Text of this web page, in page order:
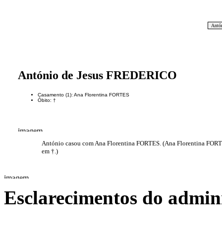
António de Jesus FREDERICO
Casamento (1): Ana Florentina FORTES
Óbito: †
António casou com Ana Florentina FORTES. (Ana Florentina
em †.)
Esclarecimentos do